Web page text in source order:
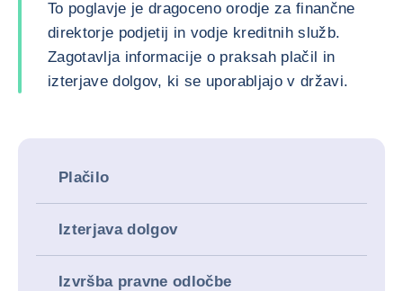
To poglavje je dragoceno orodje za finančne
direktorje podjetij in vodje kreditnih služb.
Zagotavlja informacije o praksah plačil in
izterjave dolgov, ki se uporabljajo v državi.
Plačilo
Izterjava dolgov
Izvršba pravne odločbe